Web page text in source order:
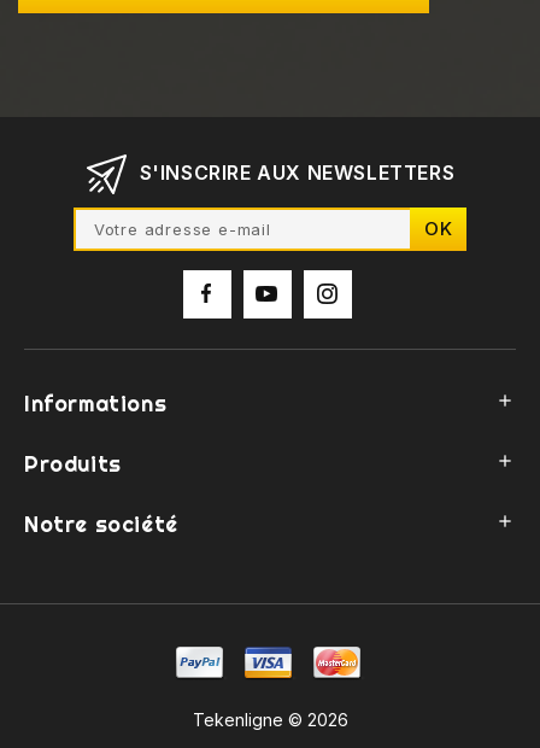
S'INSCRIRE AUX NEWSLETTERS
Informations 
Produits 
Notre société 
Tekenligne © 2026